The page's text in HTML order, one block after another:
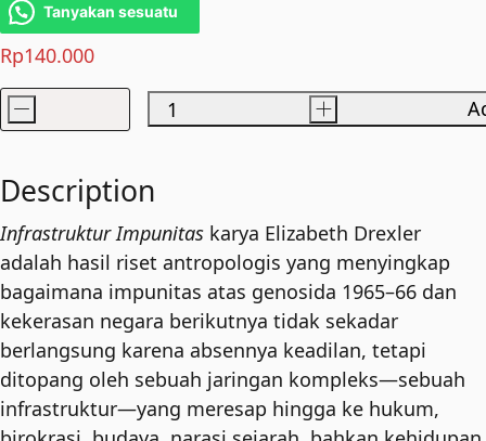
Rp140.000
Infrastruktur
quantity
- +
Tanyakan sesuatu
Description
Infrastruktur Impunitas karya Elizabeth Drexler
adalah hasil riset antropologis yang menyingkap
bagaimana impunitas atas genosida 1965–66 dan
kekerasan negara berikutnya tidak sekadar
berlangsung karena absennya keadilan, tetapi
ditopang oleh sebuah jaringan kompleks—sebuah
infrastruktur—yang meresap hingga ke hukum,